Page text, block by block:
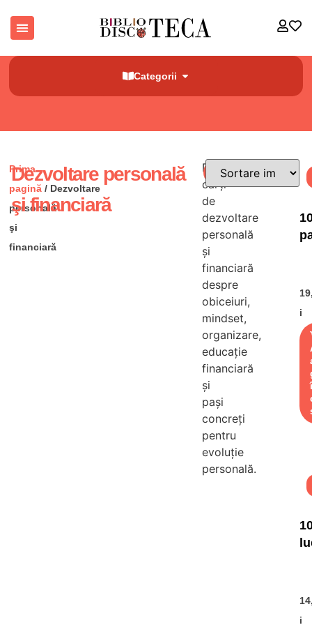
Categorii
Prima
pagină / Dezvoltare
personală
şi
financiară
Dezvoltare personală
şi financiară
Descoperă
cărți
de
dezvoltare
personală
și
financiară
despre
obiceiuri,
mindset,
organizare,
educație
financiară
și
pași
concreți
pentru
evoluție
personală.
Filtre
i
ar
i